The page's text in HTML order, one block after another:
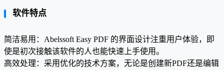
软件特点
简洁易用：Abelssoft Easy PDF 的界面设计注重用户体验，即
使是初次接触该软件的人也能快速上手使用。
高效处理：采用优化的技术方案，无论是创建新PDF还是编辑